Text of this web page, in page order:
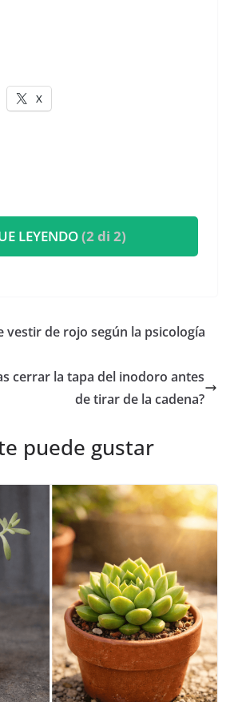
X
LEYENDO(2 di 2)
vestir de rojo según la psicología
cerrar la tapa del inodoro antes
de tirar de la cadena?
puede gustar